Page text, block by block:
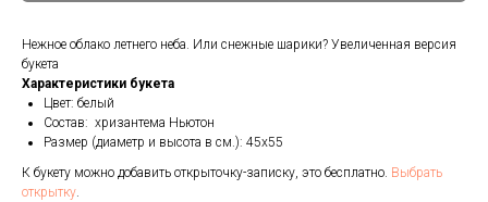
Нежное облако летнего неба. Или снежные шарики? Увеличенная версия
букета
Характеристики букета
Цвет: белый
Состав: хризантема Ньютон
Размер (диаметр и высота в см.): 45х55
К букету можно добавить открыточку-записку, это бесплатно. Выбрать
открытку.